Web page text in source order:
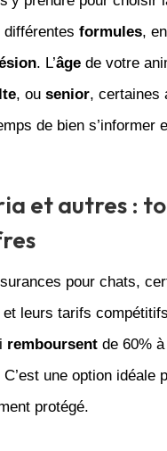
formules,
. L’âgede votre
, ou senior, certaines
de bien
et autres :
pour chats,
leurs tarifs
remboursentde 60% à
C’est une option idéale
protégé.